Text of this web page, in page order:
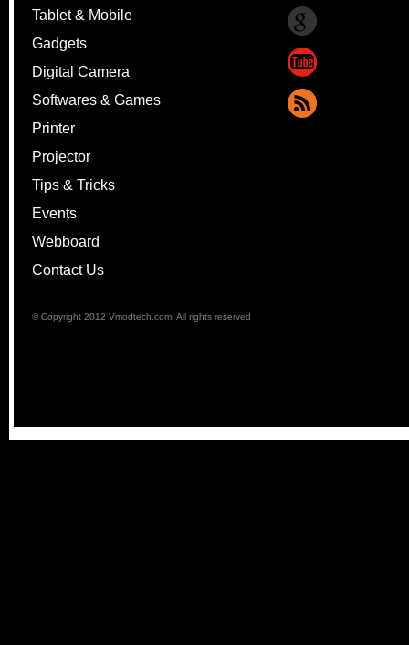
Tablet & Mobile
Gadgets
Digital Camera
Softwares & Games
Printer
Projector
Tips & Tricks
Events
Webboard
Contact Us
© Copyright 2012 Vmodtech.com. All rights reserved